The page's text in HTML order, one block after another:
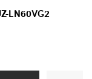
LN60VG2